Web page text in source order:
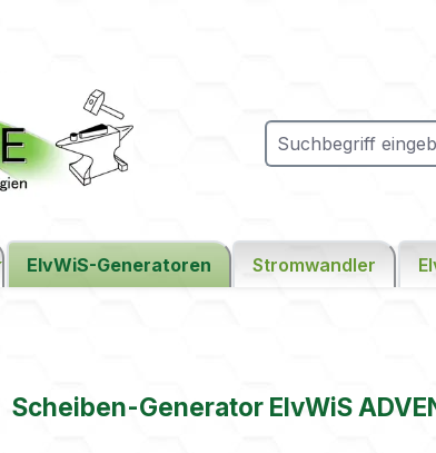
ElvWiS-Generatoren Stromwandler
Scheiben-Generator ElvWiS